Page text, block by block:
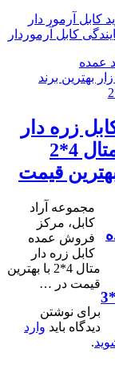
کابل آرمور دار
کابل آرموردار
عمده
بهترین برند
زره دار
متال 4*2
قیمت
مجموعه آراد
کابل، مرکز
فروش عمده
کابل زره دار
متال 4*2 با بهترین
قیمت در …
برای نوشتن
دیدگاه باید وارد
.